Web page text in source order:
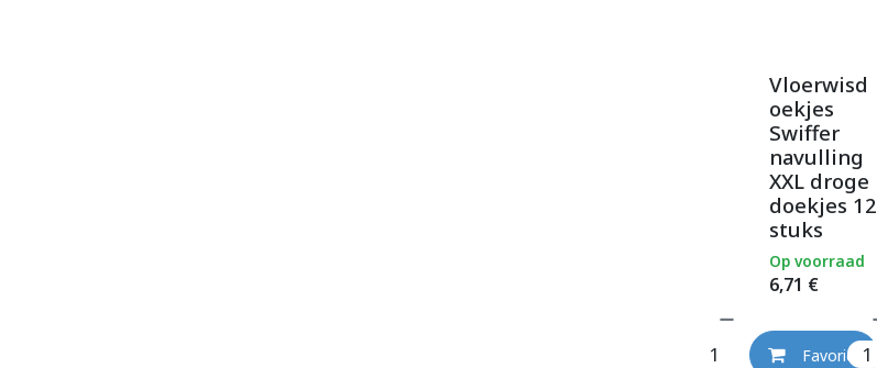
Vloerwisd
oekjes
Swiffer
navulling
XXL droge
doekjes 12
stuks
6,71 €
Op voorraad
Favoriet